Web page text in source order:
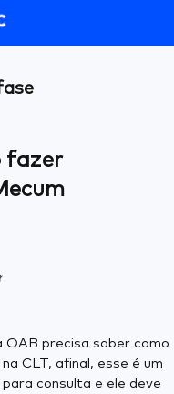
fazer
OAB precisa saber como
CLT, afinal, esse é um
consulta e ele deve